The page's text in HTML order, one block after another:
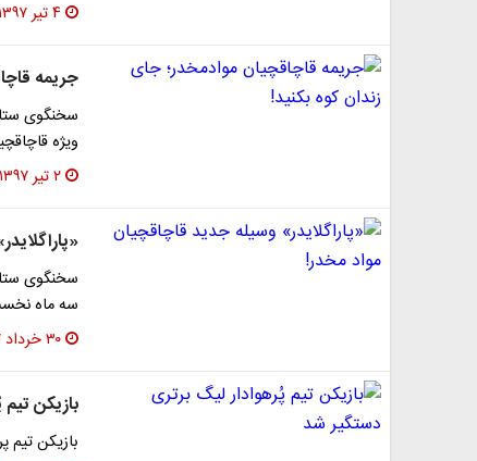
۴ تیر ۱۳۹۷
جریمه
ویژه
۲ تیر ۱۳۹۷
سه ماه نخست
۳۰ خرداد ۱۳۹۷
بازیکن
بازیکن تیم